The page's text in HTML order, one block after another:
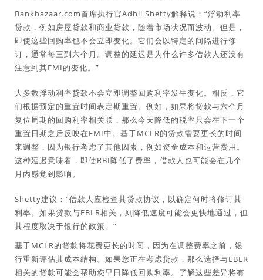
Bankbazaar.com首席执行官Adhil Shetty解释说：“浮动利率
贷款，例如房屋贷款和商业贷款，随着市场状况而波动。但是，
即使这些回购率也不会立即变化。它们会以特定的间隔进行修
订，通常每三到六个月。调整的延迟是为什么许多借款人还没有
注意到其EMI的变化。”
大多数浮动利率贷款不会立即调整回购利率发生变化。相反，它
们根据预定的重置时间表定期重置。例如，如果将贷款与六个月
复位周期的回购利率相关联，那么今天降低的税率只会在下一个
重置日期之后反映在EMI中。基于MCLR的贷款需要更长的时间
来调整，因为银行考虑了其他因素，例如资金成本和运营费用。
这种延迟意味着，即使RBI降低了费率，借款人也可能会在几个
月内感觉到影响。
Shetty建议：“借款人应检查其贷款协议，以确定何时将修订其
利率。如果贷款与EBLR相关，则降低速度可能会更快地通过，但
其程度取决于银行的政策。”
基于MCLR的贷款将花费更长的时间，因为在调整费率之前，银
行重新评估其成本结构。如果您正在考虑贷款，那么选择与EBLR
相关的贷款可能会帮助您早日降低回购利率。了解这些差异将有